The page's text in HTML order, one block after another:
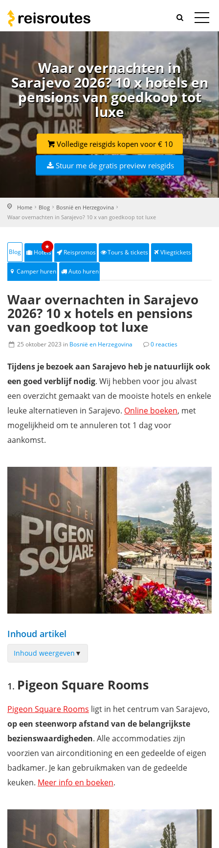
Waar overnachten in
Sarajevo 2026? 10 x hotels en
pensions van goedkoop tot
luxe
Volledige reisgids kopen voor € 10
Stuur me de gratis preview reisgids
Home Blog
Bosnië en Herzegovina
Waar overnachten in Sarajevo? 10 x van goedkoop tot luxe
Blog Hotels
★
Reispromos Tours & tickets Vliegtickets
Camper huren Auto huren
Waar overnachten in Sarajevo
2026? 10 x hotels en pensions
van goedkoop tot luxe
25 oktober 2023 in Bosnië en Herzegovina 0 reacties
Tijdens je bezoek aan Sarajevo heb je natuurlijk ook
een goed verblijf nodig. Wij hebben voor jou alvast
een overzicht gemaakt van de mooiste hotels en enkele
leuke alternatieven in Sarajevo. Online boeken, met
mogelijkheid om te annuleren tot 1 dag voor
aankomst.
Inhoud artikel
Inhoud weergeven ▼
Ibis Styles Sarajevo
Hostel Franz Ferdinand
Pino Nature Hotel, BW Premier Collection
İsa Begov Hamam Hotel
Hotel President Sarajevo
Wil jij ook niets missen tijdens je vakantie in Bosnië en
Herzegovina?
Pigeon Square Rooms
Pigeon Square Rooms ligt in het centrum van Sarajevo,
op een steenworp afstand van de belangrijkste
bezienswaardigheden. Alle accommodaties zijn
voorzien van airconditioning en een gedeelde of eigen
badkamer. Je kan gebruikmaken van de gedeelde
keuken. Meer info en boeken.